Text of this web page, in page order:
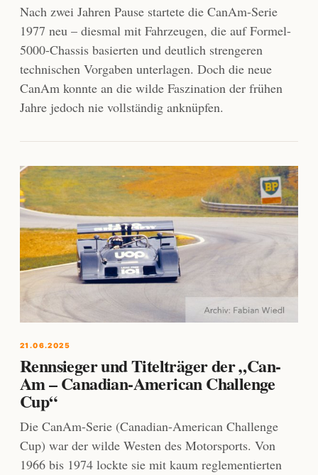
Nach zwei Jahren Pause startete die CanAm-Serie
1977 neu – diesmal mit Fahrzeugen, die auf Formel-
5000-Chassis basierten und deutlich strengeren
technischen Vorgaben unterlagen. Doch die neue
CanAm konnte an die wilde Faszination der frühen
Jahre jedoch nie vollständig anknüpfen.
21.06.2025
Rennsieger und Titelträger der „Can-
Am – Canadian-American Challenge
Cup“
Die CanAm-Serie (Canadian-American Challenge
Cup) war der wilde Westen des Motorsports. Von
1966 bis 1974 lockte sie mit kaum reglementierten